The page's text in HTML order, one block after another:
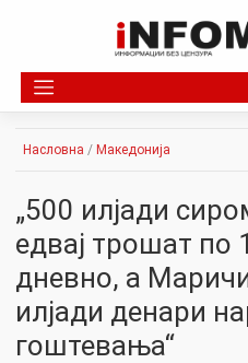
Насловна / Македонија
„500 илјади
едвај трошат по
дневно, а
илјади денари
гоштевања“